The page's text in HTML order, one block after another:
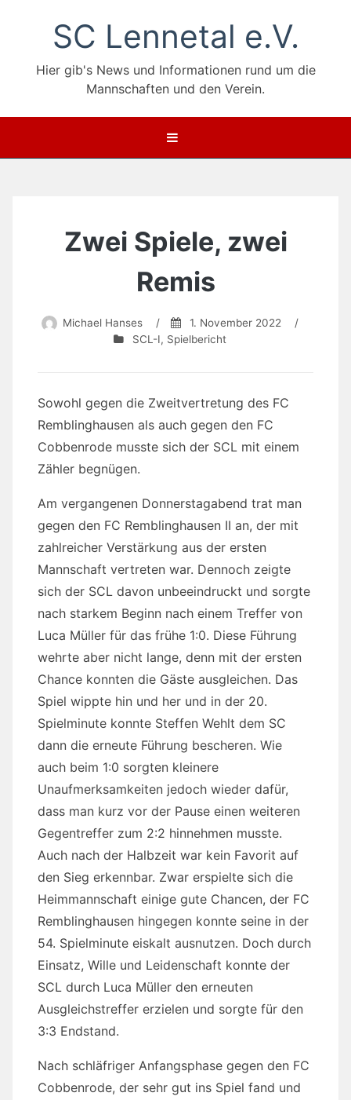
SC Lennetal e.V.
Hier gib's News und Informationen rund um die
Mannschaften und den Verein.
Zwei Spiele, zwei
Remis
Michael Hanses / 1. November 2022
/
SCL-I, Spielbericht
Sowohl gegen die Zweitvertretung des FC
Remblinghausen als auch gegen den FC
Cobbenrode musste sich der SCL mit einem
Zähler begnügen.
Am vergangenen Donnerstagabend trat man
gegen den FC Remblinghausen II an, der mit
zahlreicher Verstärkung aus der ersten
Mannschaft vertreten war. Dennoch zeigte
sich der SCL davon unbeeindruckt und sorgte
nach starkem Beginn nach einem Treffer von
Luca Müller für das frühe 1:0. Diese Führung
wehrte aber nicht lange, denn mit der ersten
Chance konnten die Gäste ausgleichen. Das
Spiel wippte hin und her und in der 20.
Spielminute konnte Steffen Wehlt dem SC
dann die erneute Führung bescheren. Wie
auch beim 1:0 sorgten kleinere
Unaufmerksamkeiten jedoch wieder dafür,
dass man kurz vor der Pause einen weiteren
Gegentreffer zum 2:2 hinnehmen musste.
Auch nach der Halbzeit war kein Favorit auf
den Sieg erkennbar. Zwar erspielte sich die
Heimmannschaft einige gute Chancen, der FC
Remblinghausen hingegen konnte seine in der
54. Spielminute eiskalt ausnutzen. Doch durch
Einsatz, Wille und Leidenschaft konnte der
SCL durch Luca Müller den erneuten
Ausgleichstreffer erzielen und sorgte für den
3:3 Endstand.
Nach schläfriger Anfangsphase gegen den FC
Cobbenrode, der sehr gut ins Spiel fand und